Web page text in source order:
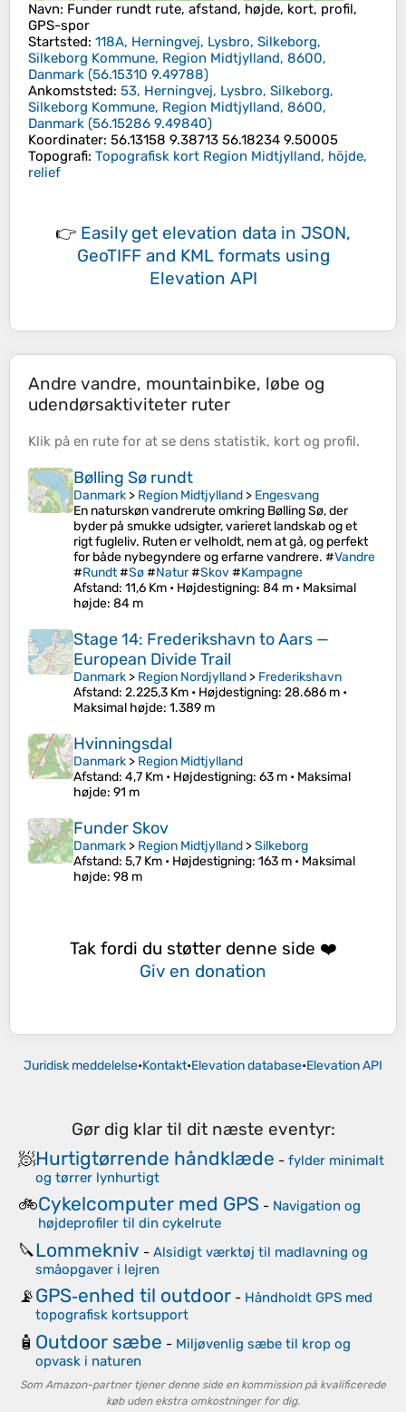
Navn: Funder rundt rute, afstand, højde, kort, profil,
GPS-spor
Startsted: 118A, Herningvej, Lysbro, Silkeborg,
Silkeborg Kommune, Region Midtjylland, 8600,
Danmark (56.15310 9.49788)
Ankomststed: 53, Herningvej, Lysbro, Silkeborg,
Silkeborg Kommune, Region Midtjylland, 8600,
Danmark (56.15286 9.49840)
Koordinater: 56.13158 9.38713 56.18234 9.50005
Topografi: Topografisk kort Region Midtjylland, höjde,
relief
👉 Easily get elevation data in JSON,
GeoTIFF and KML formats using
Elevation API
Andre vandre, mountainbike, løbe og
udendørsaktiviteter ruter
Klik på en rute for at se dens statistik, kort og profil.
Bølling Sø rundt
Danmark > Region Midtjylland > Engesvang
En naturskøn vandrerute omkring Bølling Sø, der
byder på smukke udsigter, varieret landskab og et
rigt fugleliv. Ruten er velholdt, nem at gå, og perfekt
for både nybegyndere og erfarne vandrere. #Vandre
#Rundt#Sø#Natur#Skov#Kampagne
Afstand: 11,6 Km • Højdestigning: 84 m • Maksimal
højde: 84 m
Stage 14: Frederikshavn to Aars —
European Divide Trail
Danmark > Region Nordjylland > Frederikshavn
Afstand: 2.225,3 Km • Højdestigning: 28.686 m •
Maksimal højde: 1.389 m
Hvinningsdal
Danmark > Region Midtjylland
Afstand: 4,7 Km • Højdestigning: 63 m • Maksimal
højde: 91 m
Funder Skov
Danmark > Region Midtjylland >Silkeborg
Afstand: 5,7 Km • Højdestigning: 163 m • Maksimal
højde: 98 m
Tak fordi du støtter denne side ❤️
Giv en donation
Juridisk meddelelse•Kontakt•Elevation database•Elevation API
Gør dig klar til dit næste eventyr:
🧖Hurtigtørrende håndklæde - fylder minimalt
og tørrer lynhurtigt
🚲Cykelcomputer med GPS - Navigation og
højdeprofiler til din cykelrute
🔪Lommekniv - Alsidigt værktøj til madlavning og
småopgaver i lejren
📡GPS‑enhed til outdoor - Håndholdt GPS med
topografisk kortsupport
🧴 Outdoor sæbe - Miljøvenlig sæbe til krop og
opvask i naturen
Som Amazon-partner tjener denne side en kommission på kvalificerede
køb uden ekstra omkostninger for dig.